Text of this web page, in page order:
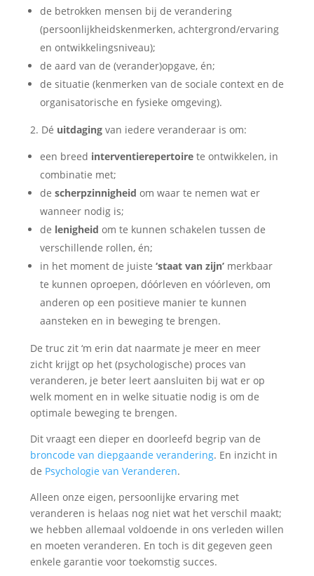
de betrokken mensen bij de verandering
(persoonlijkheidskenmerken, achtergrond/ervaring
en ontwikkelingsniveau);
de aard van de (verander)opgave, én;
de situatie (kenmerken van de sociale context en de
organisatorische en fysieke omgeving).
2. Dé uitdagingvan iedere veranderaar is om:
een breed interventierepertoire te ontwikkelen, in
combinatie met;
de scherpzinnigheid om waar te nemen wat er
wanneer nodig is;
de lenigheid om te kunnen schakelen tussen de
verschillende rollen, én;
in het moment de juiste ‘staat van zijn’merkbaar
te kunnen oproepen, dóórleven en vóórleven, om
anderen op een positieve manier te kunnen
aansteken en in beweging te brengen.
De truc zit ‘m erin dat naarmate je meer en meer
zicht krijgt op het (psychologische) proces van
veranderen, je beter leert aansluiten bij wat er op
welk moment en in welke situatie nodig is om de
optimale beweging te brengen.
Dit vraagt een dieper en doorleefd begrip van de
broncode van diepgaande verandering. En inzicht in
de Psychologie van Veranderen.
Alleen onze eigen, persoonlijke ervaring met
veranderen is helaas nog niet wat het verschil maakt;
we hebben allemaal voldoende in ons verleden willen
en moeten veranderen. En toch is dit gegeven geen
enkele garantie voor toekomstig succes.